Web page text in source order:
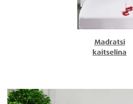
Madratsi
kaitselina